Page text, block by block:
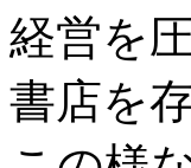
経営を
書店を